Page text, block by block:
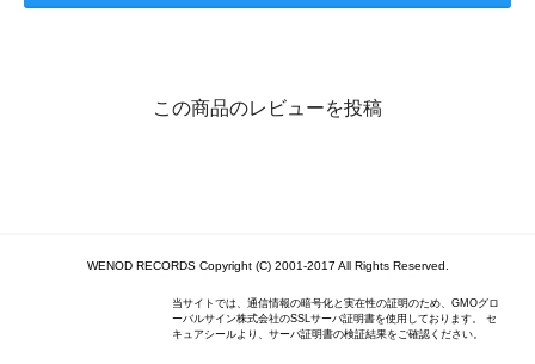
この商品のレビューを投稿
WENOD RECORDS Copyright (C) 2001-2017 All Rights Reserved.
当サイトでは、通信情報の暗号化と実在性の証明のため、GMOグロ
ーバルサイン株式会社のSSLサーバ証明書を使用しております。 セ
キュアシールより、サーバ証明書の検証結果をご確認ください。